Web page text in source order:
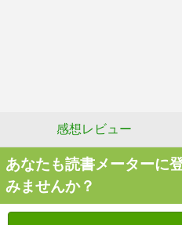
感想レビュー
あなたも読書メーターに
みませんか？